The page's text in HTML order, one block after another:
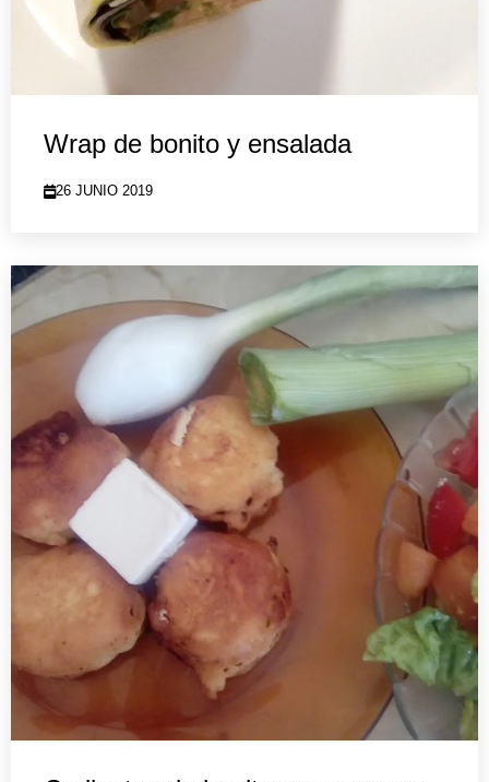
Wrap de bonito y ensalada
26 JUNIO 2019